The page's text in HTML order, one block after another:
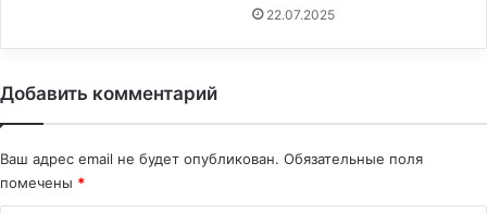
22.07.2025
Добавить комментарий
Ваш адрес email не будет опубликован. Обязательные поля
помечены *